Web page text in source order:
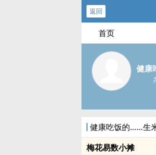
返回
首页
健康
健康吃饭的……生
梅花易数小摊